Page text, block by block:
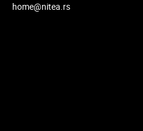
home@nitea.rs